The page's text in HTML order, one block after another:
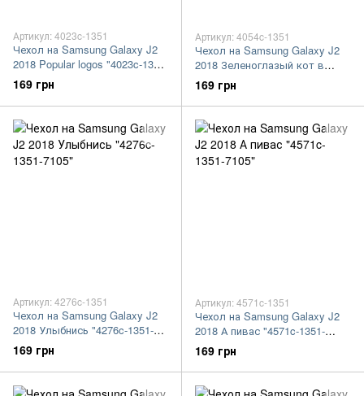
Артикул: 4023c-1351
Чехол на Samsung Galaxy J2
2018 Popular logos "4023c-1351-
7105"
169 грн
Артикул: 4054c-1351
Чехол на Samsung Galaxy J2
2018 Зеленоглазый кот в
очках "4054c-1351-7105"
169 грн
Артикул: 4276c-1351
Чехол на Samsung Galaxy J2
2018 Улыбнись "4276c-1351-
7105"
169 грн
Артикул: 4571c-1351
Чехол на Samsung Galaxy J2
2018 А пивас "4571c-1351-
7105"
169 грн